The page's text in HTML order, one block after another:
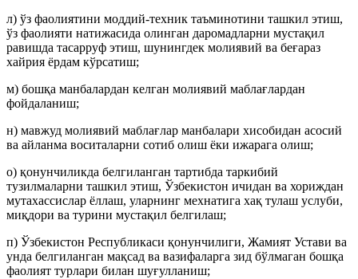
л) ўз фаолиятини моддий-техник таъминотини ташкил этиш,
ўз фаолияти натижасида олинган даромадларни мустақил
равишда тасарруф этиш, шунингдек молиявий ва беғараз
хайрия ёрдам кўрсатиш;
м) бошқа манбалардан келган молиявий маблағлардан
фойдаланиш;
н) мавжуд молиявий маблағлар манбалари хисобидан асосий
ва айланма воситаларни сотиб олиш ёки ижарага олиш;
о) қонунчиликда белгиланган тартибда таркибий
тузилмаларни ташкил этиш, Ўзбекистон ичидан ва хориждан
мутахассислар ёллаш, уларнинг мехнатига хақ тулаш услуби,
миқдори ва турини мустақил белгилаш;
п) Ўзбекистон Республикаси қонунчилиги, Жамият Устави ва
унда белгиланган мақсад ва вазифаларга зид бўлмаган бошқа
фаолият турлари билан шуғулланиш;